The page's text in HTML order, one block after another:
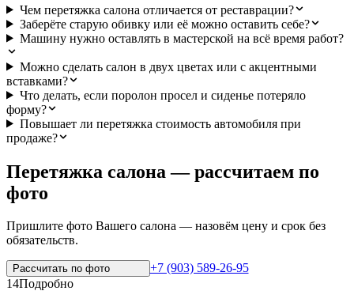
Чем перетяжка салона отличается от реставрации?
Заберёте старую обивку или её можно оставить себе?
Машину нужно оставлять в мастерской на всё время работ?
Можно сделать салон в двух цветах или с акцентными
вставками?
Что делать, если поролон просел и сиденье потеряло
форму?
Повышает ли перетяжка стоимость автомобиля при
продаже?
Перетяжка салона — рассчитаем по
фото
Пришлите фото Вашего салона — назовём цену и срок без
обязательств.
Рассчитать по фото
+7 (903) 589-26-95
14Подробно